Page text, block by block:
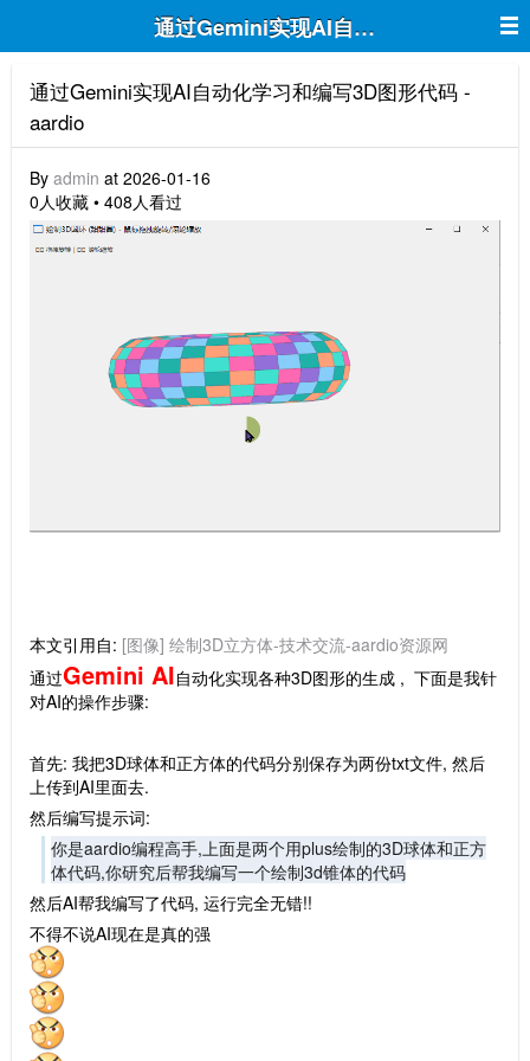
通过Gemini实现AI自动化学习和编写
通过Gemini实现AI自动化学习和编写3D图形代码 -
aardio
By admin at 2026-01-16
0人收藏 • 408人看过
本文引用自: [图像] 绘制3D立方体-技术交流-aardio资源网
通过Gemini AI自动化实现各种3D图形的生成 , 下面是我针
对AI的操作步骤:
首先: 我把3D球体和正方体的代码分别保存为两份txt文件, 然后
上传到AI里面去.
然后编写提示词:
你是aardio编程高手,上面是两个用plus绘制的3D球体和正方
体代码,你研究后帮我编写一个绘制3d锥体的代码
然后AI帮我编写了代码, 运行完全无错!!
不得不说AI现在是真的强